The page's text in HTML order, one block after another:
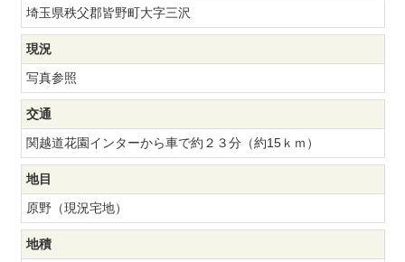
埼玉県秩父郡皆野町大字三沢
現況
写真参照
交通
関越道花園インターから車で約２３分（約15ｋｍ）
地目
原野（現況宅地）
地積